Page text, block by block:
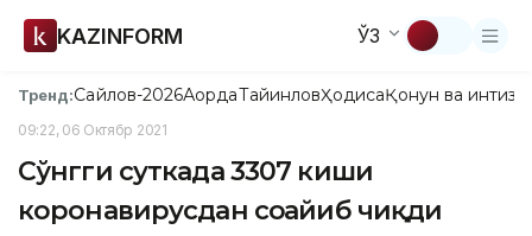
KAZINFORM ЎЗ
Тренд:Сайлов-2026АқордаТайинловҲодисаҚонун ва
09:22, 06 Октябр 2021
Сўнгги суткада 3307 киши
коронавирусдан соғайиб чиқди